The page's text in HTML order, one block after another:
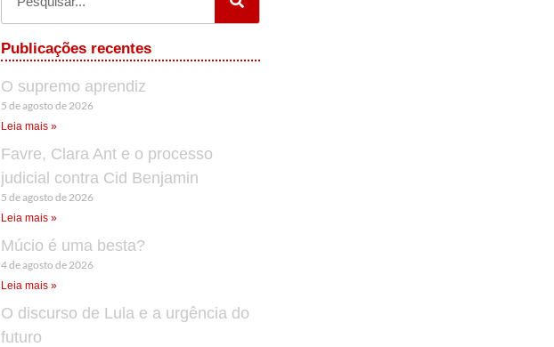
Publicações recentes
O supremo aprendiz
5 de agosto de 2026
Leia mais »
Favre, Clara Ant e o processo
judicial contra Cid Benjamin
5 de agosto de 2026
Leia mais »
Múcio é uma besta?
4 de agosto de 2026
Leia mais »
O discurso de Lula e a urgência do
futuro